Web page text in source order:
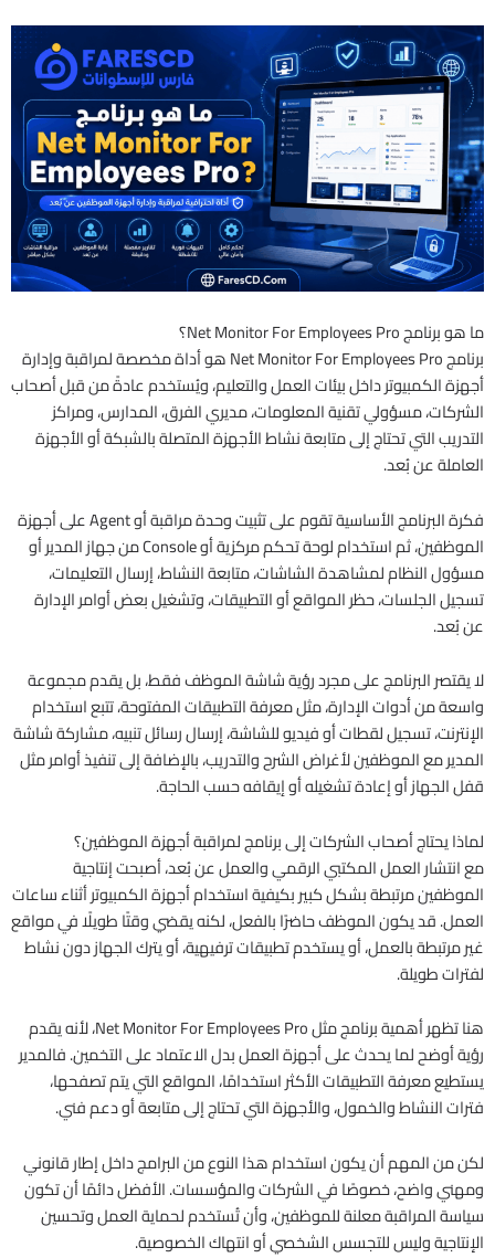
ما هو برنامج Net Monitor For Employees Pro؟
برنامج Net Monitor For Employees Pro هو أداة مخصصة لمراقبة وإدارة
أجهزة الكمبيوتر داخل بيئات العمل والتعليم، ويُستخدم عادةً من قبل أصحاب
الشركات، مسؤولي تقنية المعلومات، مديري الفرق، المدارس، ومراكز
التدريب التي تحتاج إلى متابعة نشاط الأجهزة المتصلة بالشبكة أو الأجهزة
العاملة عن بُعد.
فكرة البرنامج الأساسية تقوم على تثبيت وحدة مراقبة أو Agent على أجهزة
الموظفين، ثم استخدام لوحة تحكم مركزية أو Console من جهاز المدير أو
مسؤول النظام لمشاهدة الشاشات، متابعة النشاط، إرسال التعليمات،
تسجيل الجلسات، حظر المواقع أو التطبيقات، وتشغيل بعض أوامر الإدارة
عن بُعد.
لا يقتصر البرنامج على مجرد رؤية شاشة الموظف فقط، بل يقدم مجموعة
واسعة من أدوات الإدارة، مثل معرفة التطبيقات المفتوحة، تتبع استخدام
الإنترنت، تسجيل لقطات أو فيديو للشاشة، إرسال رسائل تنبيه، مشاركة شاشة
المدير مع الموظفين لأغراض الشرح والتدريب، بالإضافة إلى تنفيذ أوامر مثل
قفل الجهاز أو إعادة تشغيله أو إيقافه حسب الحاجة.
لماذا يحتاج أصحاب الشركات إلى برنامج لمراقبة أجهزة الموظفين؟
مع انتشار العمل المكتبي الرقمي والعمل عن بُعد، أصبحت إنتاجية
الموظفين مرتبطة بشكل كبير بكيفية استخدام أجهزة الكمبيوتر أثناء ساعات
العمل. قد يكون الموظف حاضرًا بالفعل، لكنه يقضي وقتًا طويلًا في مواقع
غير مرتبطة بالعمل، أو يستخدم تطبيقات ترفيهية، أو يترك الجهاز دون نشاط
لفترات طويلة.
هنا تظهر أهمية برنامج مثل Net Monitor For Employees Pro، لأنه يقدم
رؤية أوضح لما يحدث على أجهزة العمل بدل الاعتماد على التخمين. فالمدير
يستطيع معرفة التطبيقات الأكثر استخدامًا، المواقع التي يتم تصفحها،
فترات النشاط والخمول، والأجهزة التي تحتاج إلى متابعة أو دعم فني.
لكن من المهم أن يكون استخدام هذا النوع من البرامج داخل إطار قانوني
ومهني واضح، خصوصًا في الشركات والمؤسسات. الأفضل دائمًا أن تكون
سياسة المراقبة معلنة للموظفين، وأن تُستخدم لحماية العمل وتحسين
الإنتاجية وليس للتجسس الشخصي أو انتهاك الخصوصية.